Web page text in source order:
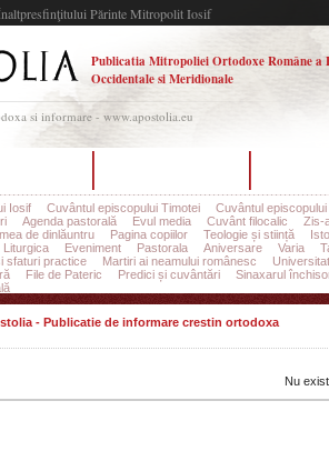
Părinte Mitropolit Iosif
Publicatia Mitropoliei Ortodoxe Române a
Occidentale si Meridionale
si informare - www.apostolia.eu
Iosif Cuvântul episcopului Timotei
Cuvântul episcopului
Agenda pastorală Evul media Cuvânt filocalic
Zis-
de dinlăuntru Pagina copiilor Teologie și stiință
Liturgica Eveniment Pastorala Aniversare Varia
sfaturi practice Martiri ai neamului românesc
File de Pateric Predici și cuvântări
Sinaxarul
- Publicatie de informare crestin ortodoxa
Nu